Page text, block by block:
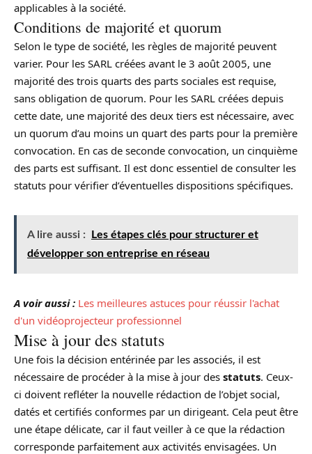
applicables à la société.
Conditions de majorité et quorum
Selon le type de société, les règles de majorité peuvent
varier. Pour les SARL créées avant le 3 août 2005, une
majorité des trois quarts des parts sociales est requise,
sans obligation de quorum. Pour les SARL créées depuis
cette date, une majorité des deux tiers est nécessaire, avec
un quorum d’au moins un quart des parts pour la première
convocation. En cas de seconde convocation, un cinquième
des parts est suffisant. Il est donc essentiel de consulter les
statuts pour vérifier d’éventuelles dispositions spécifiques.
A lire aussi :
Les étapes clés pour structurer et
développer son entreprise en réseau
A voir aussi : Les meilleures astuces pour réussir l'achat
d'un vidéoprojecteur professionnel
Mise à jour des statuts
Une fois la décision entérinée par les associés, il est
nécessaire de procéder à la mise à jour des statuts. Ceux-
ci doivent refléter la nouvelle rédaction de l’objet social,
datés et certifiés conformes par un dirigeant. Cela peut être
une étape délicate, car il faut veiller à ce que la rédaction
corresponde parfaitement aux activités envisagées. Un